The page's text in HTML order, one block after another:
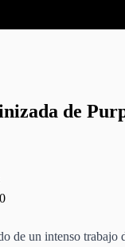
de
de un intenso trabajo